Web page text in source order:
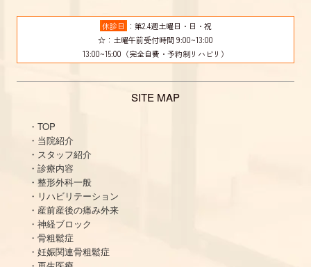
休診日
：第2.4週土曜日・日・祝
☆：土曜午前受付時間 9:00~13:00
13:00~15:00（完全自費・予約制リハビリ）
SITE MAP
・TOP
・当院紹介
・スタッフ紹介
・診療内容
・整形外科一般
・リハビリテーション
・産前産後の痛み外来
・神経ブロック
・骨粗鬆症
・妊娠関連骨粗鬆症